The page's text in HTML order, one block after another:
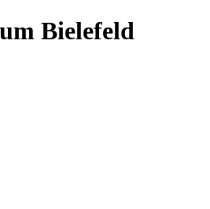
Bielefeld